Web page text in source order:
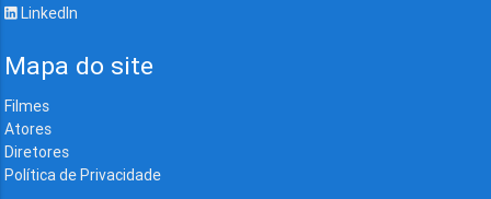
LinkedIn
Mapa do site
Filmes
Atores
Diretores
Política de Privacidade